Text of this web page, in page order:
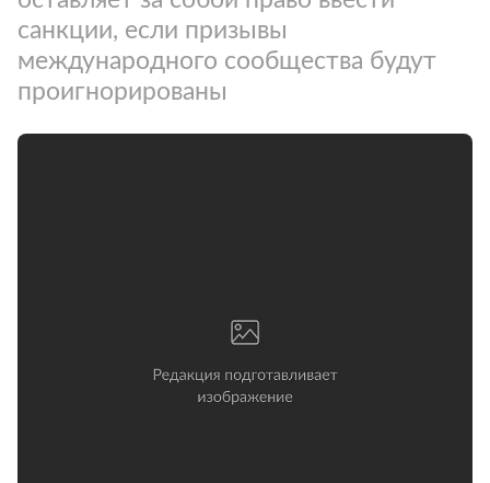
санкции, если призывы
международного сообщества будут
проигнорированы